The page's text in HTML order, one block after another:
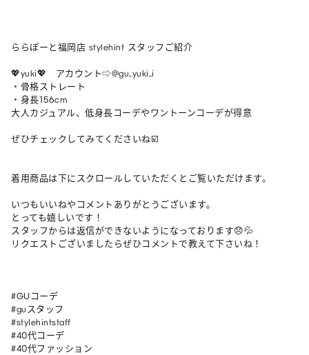
ららぽーと福岡店 stylehint スタッフご紹介
💖yuki💖　アカウント⇨@gu_yuki_i
・骨格ストレート
・身長156cm
大人カジュアル、低身長コーデやワントーンコーデが得意
ぜひチェックしてみてくださいね☑️
着用商品は下にスクロールしていただくとご覧いただけます。
いつもいいねやコメントありがとうございます。
とっても嬉しいです！
スタッフからは返信ができないようになっております😞💦
リクエストございましたらぜひコメントで教えて下さいね！
#GUコーデ
#guスタッフ
#stylehintstaff
#40代コーデ
#40代ファッション